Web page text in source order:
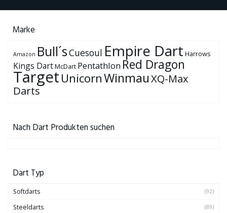
Marke
Amazon Bull´sCuesoul Empire Dart Harrows
Kings DartMcDart Pentathlon Red Dragon
TargetUnicornWinmauXQ-Max
Darts
Nach Dart Produkten suchen
Dart Typ
Softdarts (92)
Steeldarts (89)